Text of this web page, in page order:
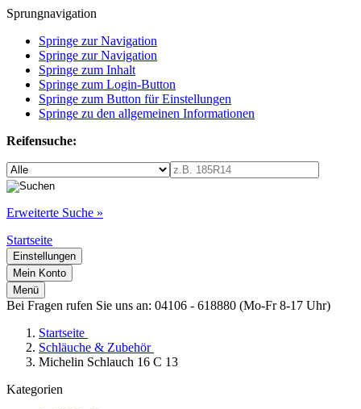
Sprungnavigation
Springe zur Navigation
Springe zur Navigation
Springe zum Inhalt
Springe zum Login-Button
Springe zum Button für Einstellungen
Springe zu den allgemeinen Informationen
Reifensuche:
Erweiterte Suche »
Startseite
Einstellungen
Mein Konto
Menü
Bei Fragen rufen Sie uns an: 04106 - 618880 (Mo-Fr 8-17 Uhr)
Startseite
Schläuche & Zubehör
Michelin Schlauch 16 C 13
Kategorien